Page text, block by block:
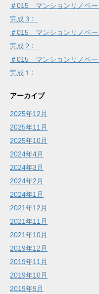
＃015 マンションリノベ
完成３〉
＃015 マンションリノベ
完成２〉
＃015 マンションリノベ
完成１〉
アーカイブ
2025年12月
2025年11月
2025年10月
2024年4月
2024年3月
2024年2月
2024年1月
2021年12月
2021年11月
2021年10月
2019年12月
2019年11月
2019年10月
2019年9月